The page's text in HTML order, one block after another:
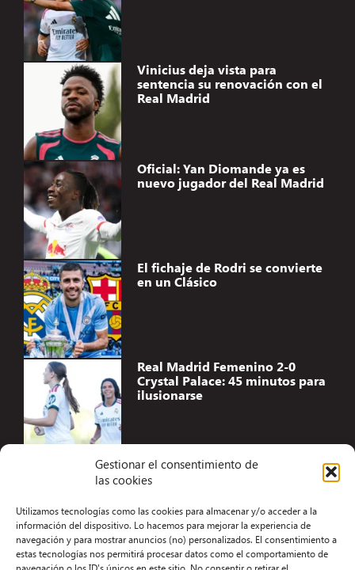
Gestionar el consentimiento de
las cookies
Utilizamos tecnologías como las cookies para almacenar y/o acceder a la
información del dispositivo. Lo hacemos para mejorar la experiencia de
navegación y para mostrar anuncios (no) personalizados. El consentimiento a
estas tecnologías nos permitirá procesar datos como el comportamiento de
Vinicius deja vista para
sentencia su renovación con el
Real Madrid
Oficial: Yan Diomande ya es
nuevo jugador del Real Madrid
El fichaje de Rodri se convierte
en un Clásico
Real Madrid Femenino 2-0
Crystal Palace: 45 minutos para
ilusionarse
Aviso Legal
Términos y condiciones